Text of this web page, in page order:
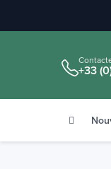
+33